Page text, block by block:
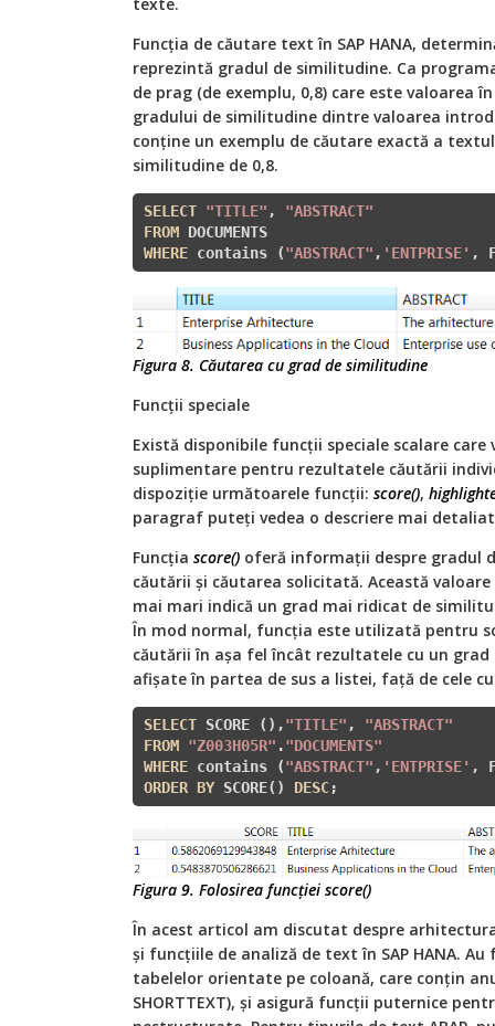
Funcția de căutare text în SAP HANA,
reprezintă gradul de similitudine. Ca
de prag (de exemplu, 0,8) care este valoarea
gradului de similitudine dintre valoarea
conține un exemplu de căutare exactă a
similitudine de 0,8.
SELECT "TITLE" , "ABSTRACT"
FROM
WHERE contains ("ABSTRACT" , 'ENTPRISE' ,
Figura 8. Căutarea cu grad de similitudine
Funcții speciale
Există disponibile funcții speciale scalare
suplimentare pentru rezultatele căutării
dispoziție următoarele funcții: score(),
paragraf puteți vedea o descriere mai
Funcția score() oferă informații despre gradul
căutării și căutarea solicitată. Această
mai mari indică un grad mai ridicat de
În mod normal, funcția este utilizată pentru
căutării în așa fel încât rezultatele cu un
afișate în partea de sus a listei, față de cele
SELECT SCORE (),"TITLE" , "ABSTRACT"
FROM "Z003H05R" ."DOCUMENTS"
WHERE contains ("ABSTRACT" , 'ENTPRISE' ,
ORDER BY SCORE() DESC;
Figura 9. Folosirea funcției score()
În acest articol am discutat despre
și funcțiile de analiză de text în SAP HANA.
tabelelor orientate pe coloană, care conțin
SHORTTEXT), și asigură funcții puternice